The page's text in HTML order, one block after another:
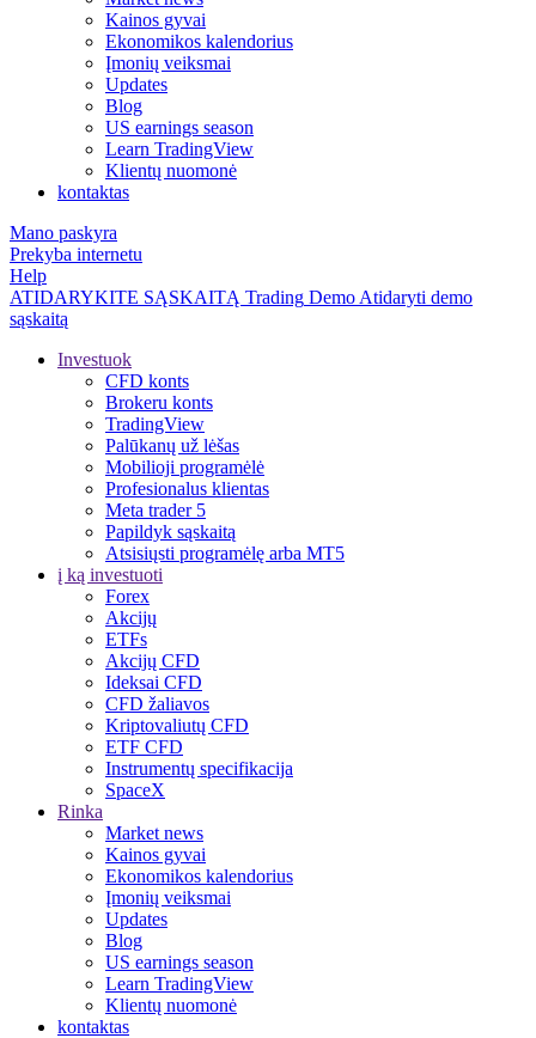
Kainos gyvai
Ekonomikos kalendorius
Įmonių veiksmai
Updates
Blog
US earnings season
Learn TradingView
Klientų nuomonė
kontaktas
Mano paskyra
Prekyba internetu
Help
ATIDARYKITE SĄSKAITĄ Trading Demo Atidaryti demo
sąskaitą
Investuok
CFD konts
Brokeru konts
TradingView
Palūkanų už lėšas
Mobilioji programėlė
Profesionalus klientas
Meta trader 5
Papildyk sąskaitą
Atsisiųsti programėlę arba MT5
į ką investuoti
Forex
Akcijų
ETFs
Akcijų CFD
Ideksai CFD
CFD žaliavos
Kriptovaliutų CFD
ETF CFD
Instrumentų specifikacija
SpaceX
Rinka
Market news
Kainos gyvai
Ekonomikos kalendorius
Įmonių veiksmai
Updates
Blog
US earnings season
Learn TradingView
Klientų nuomonė
kontaktas